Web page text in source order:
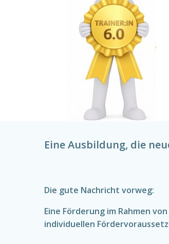
Eine Ausbildung, die
Die gute Nachricht vorweg:
Eine Förderung im Rahmen
individuellen